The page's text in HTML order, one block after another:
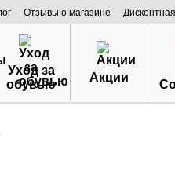
Отзывы о магазине
Уход за
обувью
Акции